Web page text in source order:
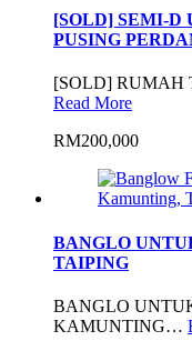
[SOLD] SEMI-
PUSING
[SOLD] RUMAH
Read More
RM200,000
BANGLO
TAIPING
BANGLO
KAMUNTING…